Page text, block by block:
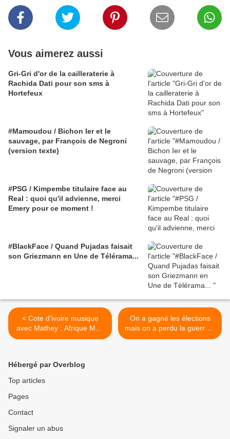
Vous aimerez aussi
Gri-Gri d'or de la cailleraterie à
Rachida Dati pour son sms à
Hortefeux
#Mamoudou / Bichon Ier et le
sauvage, par François de Negroni
(version texte)
#PSG / Kimpembe titulaire face au
Real : quoi qu'il advienne, merci
Emery pour ce moment !
#BlackFace / Quand Pujadas faisait
son Griezmann en Une de Télérama...
< Cote d'ivoire musique
avec Mathey : Afrique Mon
Afrique pourquoi toujours
On a gagné les élections
mais on a perdu la guerre #
3 - Vente en ligne >
Hébergé par Overblog
Top articles
Pages
Contact
Signaler un abus